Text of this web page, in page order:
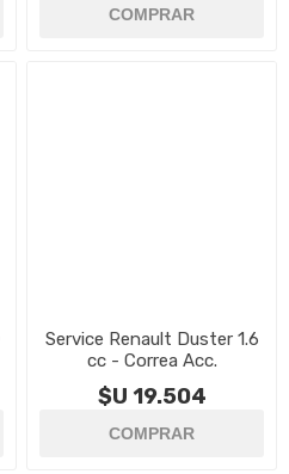
Service Renault Duster 1.6
cc - Correa Acc.
$U 19.504